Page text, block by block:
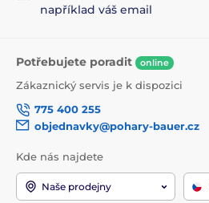
například váš email
Potřebujete poradit online
Zákaznický servis je k dispozici
775 400 255
objednavky@pohary-bauer.cz
Kde nás najdete
Naše prodejny